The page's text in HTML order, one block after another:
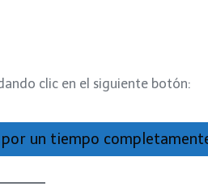
clic en el siguiente botón:
un tiempo completamente